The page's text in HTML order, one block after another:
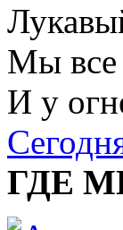
Мы все
И у
ГДЕ